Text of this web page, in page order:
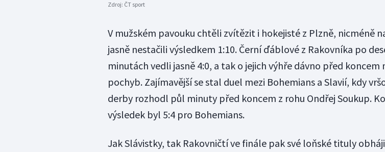
Zdroj: ČT sport
V mužském pavouku chtěli zvítězit i hokejisté z Plzně, nicméně
jasně nestačili výsledkem 1:10. Černí ďáblové z Rakovníka po
minutách vedli jasně 4:0, a tak o jejich výhře dávno před koncem
pochyb. Zajímavější se stal duel mezi Bohemians a Slavií, kdy
derby rozhodl půl minuty před koncem z rohu Ondřej Soukup.
výsledek byl 5:4 pro Bohemians.
Jak Slávistky, tak Rakovničtí ve finále pak své loňské tituly